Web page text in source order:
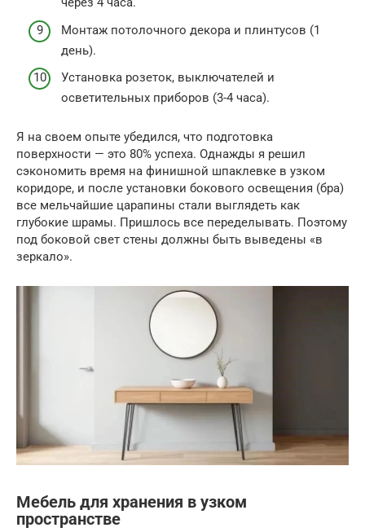
Монтаж потолочного декора и плинтусов (1
день).
Установка розеток, выключателей и
осветительных приборов (3-4 часа).
Я на своем опыте убедился, что подготовка
поверхности — это 80% успеха. Однажды я решил
сэкономить время на финишной шпаклевке в узком
коридоре, и после установки бокового освещения (бра)
все мельчайшие царапины стали выглядеть как
глубокие шрамы. Пришлось все переделывать. Поэтому
под боковой свет стены должны быть выведены «в
зеркало».
Мебель для хранения в узком
пространстве